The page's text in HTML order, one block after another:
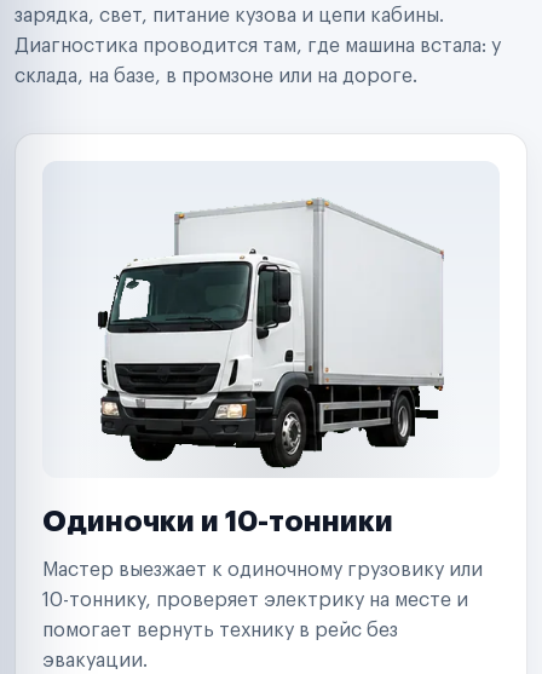
Ремонт спецтехники
Ритейл-сети
Управляющие компании
Страховые компании
зарядка, свет, питание кузова и цепи кабины.
Диагностика проводится там, где машина встала: у
склада, на базе, в промзоне или на дороге.
Одиночки и 10-тонники
Мастер выезжает к одиночному грузовику или
10-тоннику, проверяет электрику на месте и
помогает вернуть технику в рейс без
эвакуации.